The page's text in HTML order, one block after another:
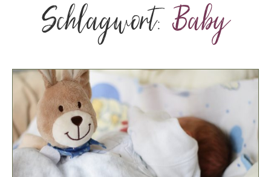
Schlagwort:Baby